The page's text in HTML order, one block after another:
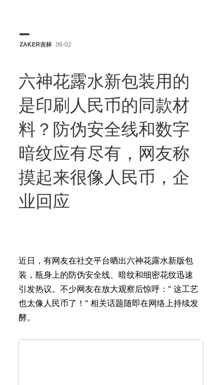
ZAKER吉林 06-02
六神花露水新包装用的
是印刷人民币的同款材
料？防伪安全线和数字
暗纹应有尽有，网友称
摸起来很像人民币，企
业回应
近日，有网友在社交平台晒出六神花露水新版包
装，瓶身上的防伪安全线、暗纹和细密花纹迅速
引发热议。不少网友在放大观察后惊呼：" 这工艺
也太像人民币了！" 相关话题随即在网络上持续发
酵。